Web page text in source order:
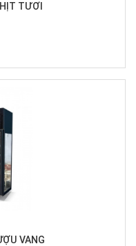
TƯƠI
VANG